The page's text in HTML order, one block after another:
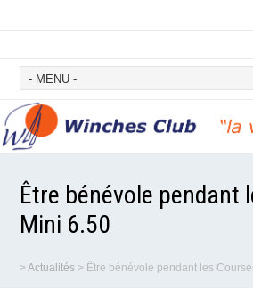
Être bénévole pendant
Mini 6.50
>Actualités > Être bénévole pendant les